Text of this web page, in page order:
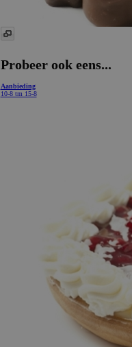
Probeer ook eens...
Aanbieding
10-8 tm 15-8